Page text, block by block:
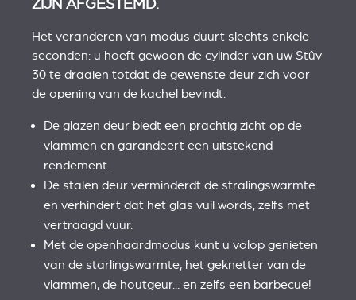
ZIJN AFGESTEMD.
Het veranderen van modus duurt slechts enkele
seconden: u hoeft gewoon de cylinder van uw Stûv
30 te draaien totdat de gewenste deur zich voor
de opening van de kachel bevindt.
De glazen deur biedt een prachtig zicht op de
vlammen en garandeert een uitstekend
rendement.
De stalen deur verminderdt de stralingswarmte
en verhindert dat het glas vuil words, zelfs met
vertraagd vuur.
Met de openhaardmodus kunt u volop genieten
van de starlingswarmte, het geknetter van de
vlammen, de houtgeur... en zelfs een barbecue!